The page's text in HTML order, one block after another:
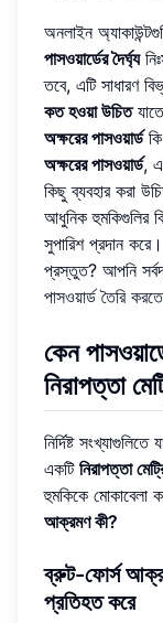
অনলাইন
পাসওয়ার্ডের দৈর্ঘ্য
তবে, এটি সাধারণ
কত হওয়া উচিত
অক্ষরের পাসওয়ার্ড
অক্ষরের পাসওয়ার্ড,
কিছু ব্যবহার করা
আধুনিক হুমকিগুলির
সুপারিশ প্রদান
প্রস্তুত? আপনি
পাসওয়ার্ড তৈরি
কেন
নিরাপত্তা
নির্দিষ্ট
একটি নিরাপত্তা
হুমকিকে
আক্রমণ কী?
ব্রুট-ফোর্স
প্রতিহত করে